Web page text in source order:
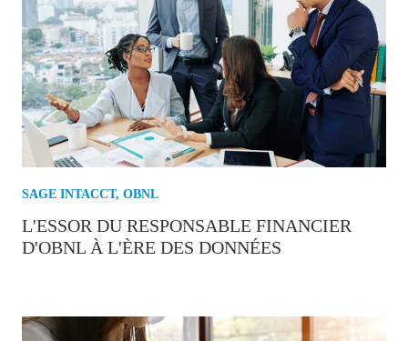
SAGE INTACCT, OBNL
L'ESSOR DU RESPONSABLE FINANCIER
D'OBNL À L'ÈRE DES DONNÉES